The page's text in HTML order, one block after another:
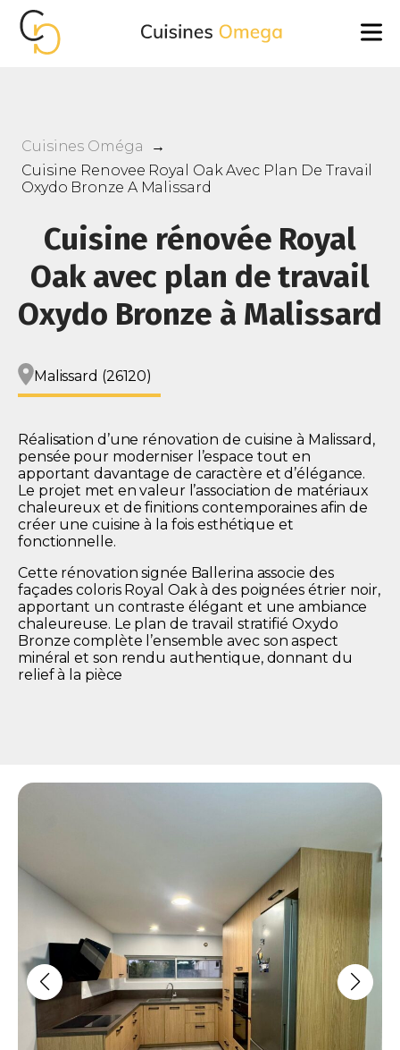
Cuisines Oméga
→
Cuisine Renovee Royal Oak Avec Plan De Travail
Oxydo Bronze A Malissard
Cuisine rénovée Royal
Oak avec plan de travail
Oxydo Bronze à Malissard
Malissard (26120)
Réalisation d’une rénovation de cuisine à Malissard,
pensée pour moderniser l’espace tout en
apportant davantage de caractère et d’élégance.
Le projet met en valeur l’association de matériaux
chaleureux et de finitions contemporaines afin de
créer une cuisine à la fois esthétique et
fonctionnelle.
Cette rénovation signée Ballerina associe des
façades coloris Royal Oak à des poignées étrier noir,
apportant un contraste élégant et une ambiance
chaleureuse. Le plan de travail stratifié Oxydo
Bronze complète l’ensemble avec son aspect
minéral et son rendu authentique, donnant du
relief à la pièce